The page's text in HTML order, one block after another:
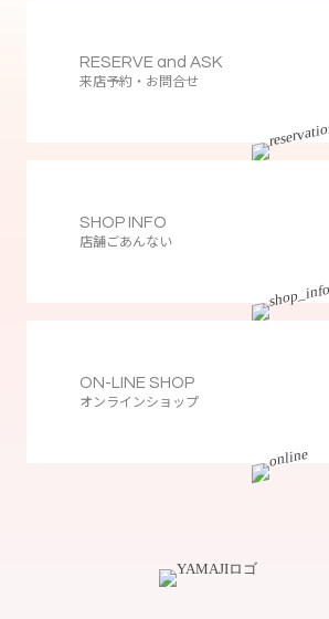
RESERVE and ASK
来店予約・お問合せ
SHOP INFO
店舗ごあんない
ON-LINE SHOP
オンラインショップ